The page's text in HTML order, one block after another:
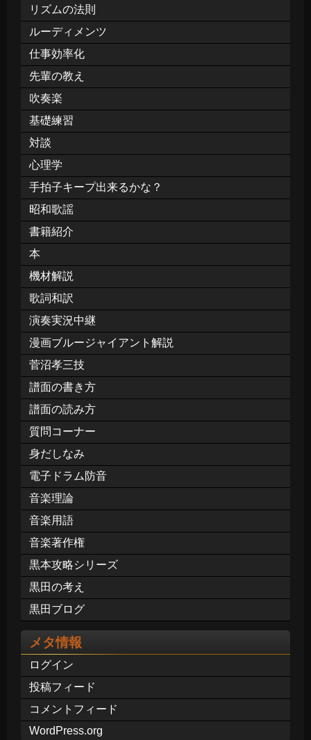
リズムの法則
ルーディメンツ
仕事効率化
先輩の教え
吹奏楽
基礎練習
対談
心理学
手拍子キープ出来るかな？
昭和歌謡
書籍紹介
本
機材解説
歌詞和訳
演奏実況中継
漫画ブルージャイアント解説
菅沼孝三技
譜面の書き方
譜面の読み方
質問コーナー
身だしなみ
電子ドラム防音
音楽理論
音楽用語
音楽著作権
黒本攻略シリーズ
黒田の考え
黒田ブログ
メタ情報
ログイン
投稿フィード
コメントフィード
WordPress.org